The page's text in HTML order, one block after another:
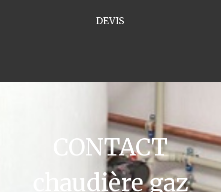
DEVIS
CONTACT
chaudière gaz